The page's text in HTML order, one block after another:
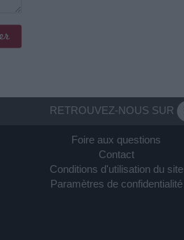
RETROUVEZ-NOUS SUR
Foire aux questions
Contact
Conditions d'utilisation du site
Paramètres de confidentialité